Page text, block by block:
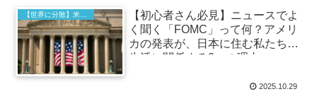
【世界に分散】米国株投資の始め方
【初心者さん必見】ニュースでよ
く聞く「FOMC」って何？アメリ
カの発表が、日本に住む私たちの
生活に関係する3つの理由
2025.10.29